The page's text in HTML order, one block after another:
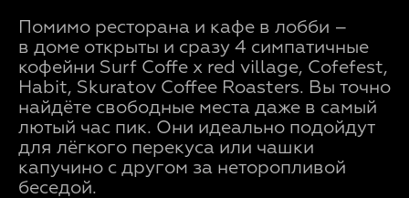
Помимо ресторана и кафе в лобби –
в доме открыты и сразу 4 симпатичные
кофейни Surf Coffe x red village, Cofefest,
Habit, Skuratov Coffee Roasters. Вы точно
найдёте свободные места даже в самый
лютый час пик. Они идеально подойдут
для лёгкого перекуса или чашки
капучино с другом за неторопливой
беседой.